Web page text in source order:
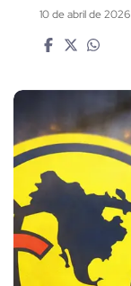
10 de abril de 2026